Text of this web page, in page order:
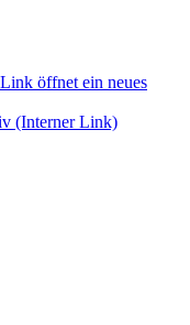
öffnet ein neues
(Interner Link)